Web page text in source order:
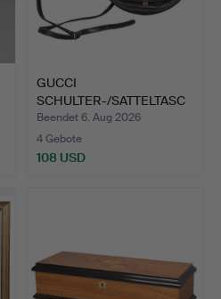
GUCCI
SCHULTER-/SATTELTASC
HE AUS SCHWARZEM…
Beendet 6. Aug 2026
4 Gebote
108 USD